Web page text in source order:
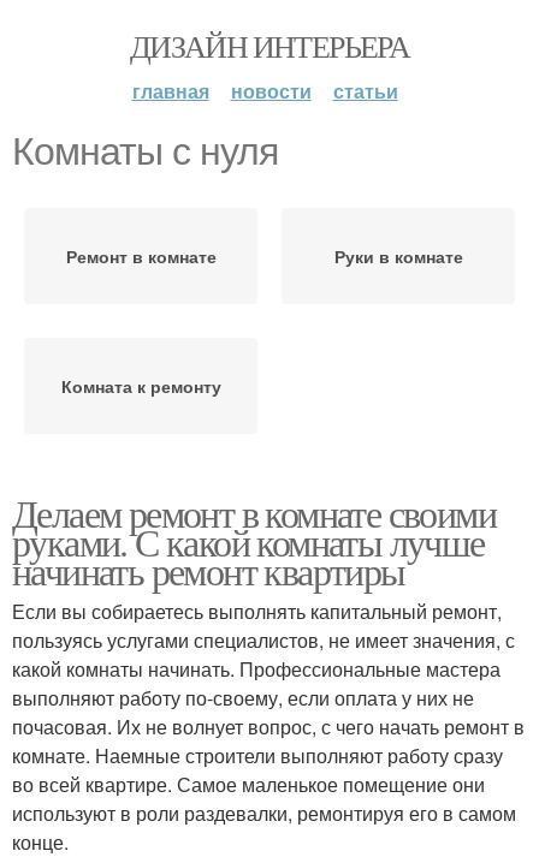
ДИЗАЙН ИНТЕРЬЕРА
главная новости статьи
Комнаты с нуля
Ремонт в комнате Руки в комнате
Комната к ремонту
Делаем ремонт в комнате своими
руками. С какой комнаты лучше
начинать ремонт квартиры
Если вы собираетесь выполнять капитальный ремонт,
пользуясь услугами специалистов, не имеет значения, с
какой комнаты начинать. Профессиональные мастера
выполняют работу по-своему, если оплата у них не
почасовая. Их не волнует вопрос, с чего начать ремонт в
комнате. Наемные строители выполняют работу сразу
во всей квартире. Самое маленькое помещение они
используют в роли раздевалки, ремонтируя его в самом
конце.